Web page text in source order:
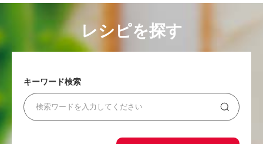
レシピを探す
キーワード検索